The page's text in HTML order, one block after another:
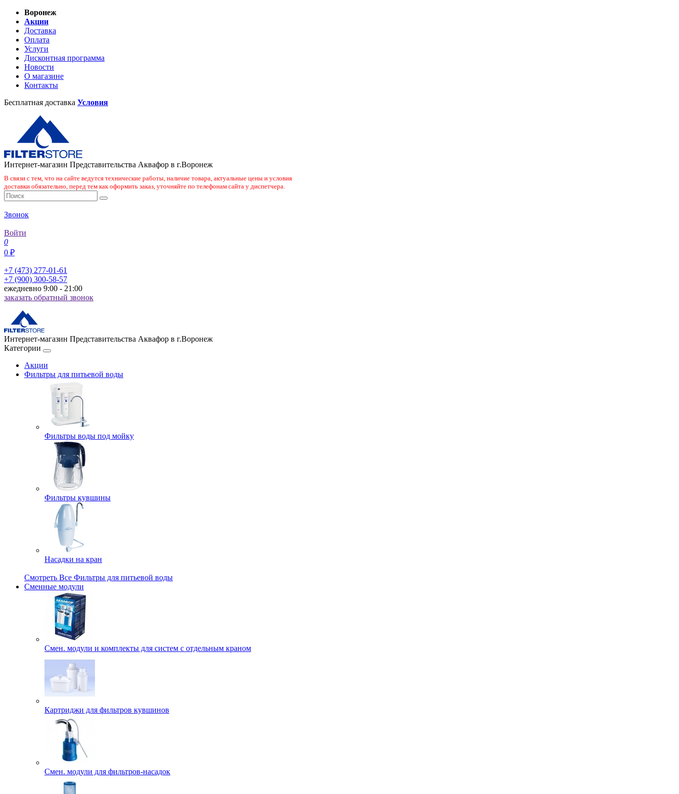
Воронеж
Акции
Доставка
Оплата
Услуги
Дисконтная программа
Новости
О магазине
Контакты
Бесплатная доставка Условия
Интернет-магазин Представительства Аквафор в г.Воронеж
В связи с тем, что на сайте ведутся технические работы, наличие товара, актуальные цены и условия
доставки обязательно, перед тем как оформить заказ, уточняйте по телефонам сайта у диспетчера.
Звонок
Войти
0
0 ₽
+7 (473) 277-01-61
+7 (900) 300-58-57
ежедневно 9:00 - 21:00
заказать обратный звонок
Интернет-магазин Представительства Аквафор в г.Воронеж
Категории
Акции
Фильтры для питьевой воды
Фильтры воды под мойку
Фильтры кувшины
Насадки на кран
Смотреть Все Фильтры для питьевой воды
Сменные модули
Смен. модули и комплекты для систем с отдельным краном
Картриджи для фильтров кувшинов
Смен. модули для фильтров-насадок